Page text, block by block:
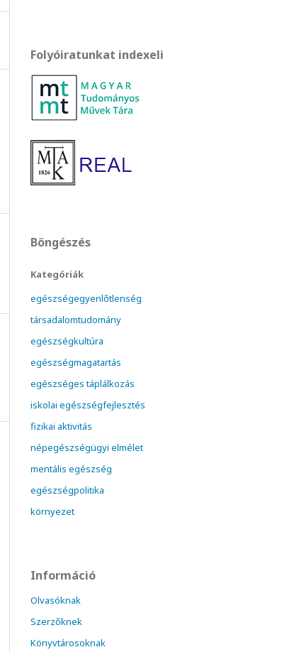
Folyóiratunkat indexeli
Böngészés
Kategóriák
egészségegyenlőtlenség
társadalomtudomány
egészségkultúra
egészségmagatartás
egészséges táplálkozás
iskolai egészségfejlesztés
fizikai aktivitás
népegészségügyi elmélet
mentális egészség
egészségpolitika
környezet
Információ
Olvasóknak
Szerzőknek
Könyvtárosoknak